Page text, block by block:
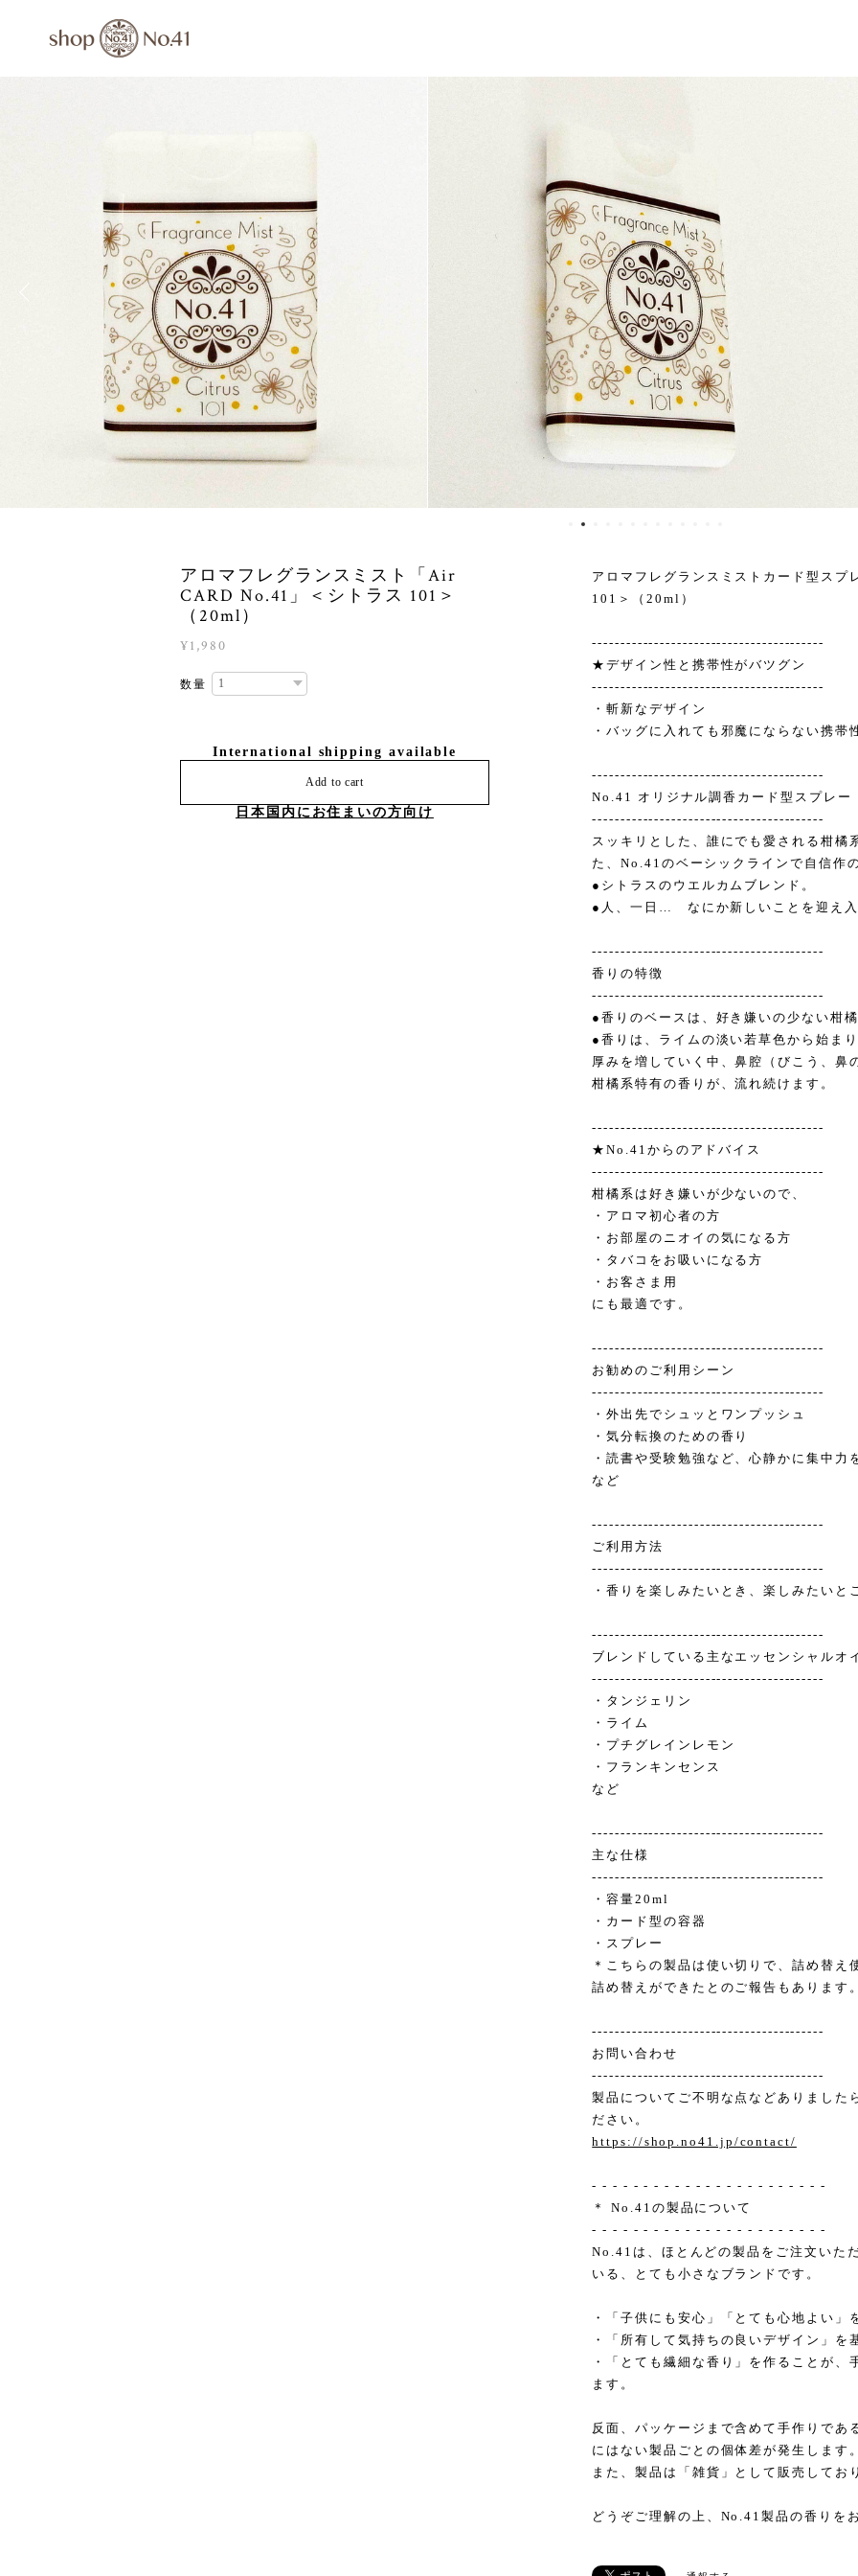
アロマフレグランスミスト「Air
CARD No.41」＜シトラス 101＞
（20ml）
¥1,980
数量
International shipping available
Add to cart
日本国内にお住まいの方向け
アロマフレグランスミストカード型ス
101＞（20ml）
-----------------------------------------
★デザイン性と携帯性がバツグン
-----------------------------------------
・斬新なデザイン
・バッグに入れても邪魔にならない携帯
-----------------------------------------
No.41 オリジナル調香カード型スプレー
-----------------------------------------
スッキリとした、誰にでも愛される柑橘
た、No.41のベーシックラインで自信作
●シトラスのウエルカムブレンド。
●人、一日… なにか新しいことを迎え入
-----------------------------------------
香りの特徴
-----------------------------------------
●香りのベースは、好き嫌いの少ない柑橘
●香りは、ライムの淡い若草色から始ま
厚みを増していく中、鼻腔（びこう、鼻
柑橘系特有の香りが、流れ続けます。
-----------------------------------------
★No.41からのアドバイス
-----------------------------------------
柑橘系は好き嫌いが少ないので、
・アロマ初心者の方
・お部屋のニオイの気になる方
・タバコをお吸いになる方
・お客さま用
にも最適です。
-----------------------------------------
お勧めのご利用シーン
-----------------------------------------
・外出先でシュッとワンプッシュ
・気分転換のための香り
・読書や受験勉強など、心静かに集中力
など
-----------------------------------------
ご利用方法
-----------------------------------------
・香りを楽しみたいとき、楽しみたいと
-----------------------------------------
ブレンドしている主なエッセンシャルオ
-----------------------------------------
・タンジェリン
・ライム
・プチグレインレモン
・フランキンセンス
など
-----------------------------------------
主な仕様
-----------------------------------------
・容量20ml
・カード型の容器
・スプレー
＊こちらの製品は使い切りで、詰め替
詰め替えができたとのご報告もあります。
-----------------------------------------
お問い合わせ
-----------------------------------------
製品についてご不明な点などありました
ださい。
https://shop.no41.jp/contact/
- - - - - - - - - - - - - - - - - - - - - - -
＊ No.41の製品について
- - - - - - - - - - - - - - - - - - - - - - -
No.41は、ほとんどの製品をご注文いた
いる、とても小さなブランドです。
・「子供にも安心」「とても心地よい」
・「所有して気持ちの良いデザイン」を
・「とても繊細な香り」を作ることが
ます。
反面、パッケージまで含めて手作りであ
にはない製品ごとの個体差が発生します。
また、製品は「雑貨」として販売してお
どうぞご理解の上、No.41製品の香りを